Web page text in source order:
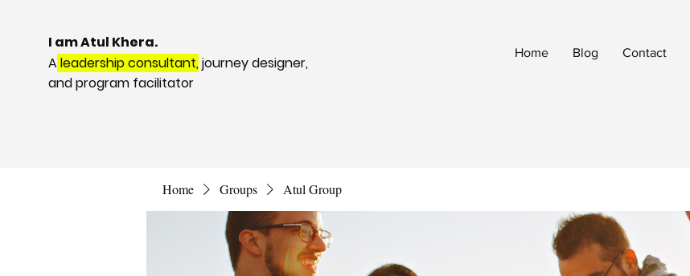
I am Atul Khera.
Aleadership consultant,journey designer,
and program facilitator
Home Blog Contact
Home Groups Atul Group